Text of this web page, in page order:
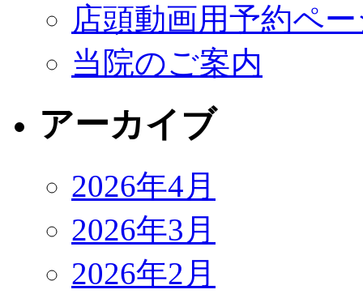
店頭動画用予約ペ
当院のご案内
アーカイブ
2026年4月
2026年3月
2026年2月